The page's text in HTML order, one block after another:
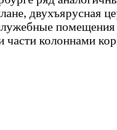
двухъярусная
части колоннами